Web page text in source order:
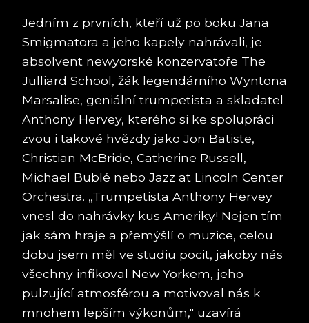
Jedním z prvních, kteří už po boku Jana
Smigmatora a jeho kapely nahrávali, je
absolvent newyorské konzervatoře The
Julliard School, žák legendárního Wyntona
Marsalise, geniální trumpetista a skladatel
Anthony Hervey, kterého si ke spolupráci
zvou i takové hvězdy jako Jon Batiste,
Christian McBride, Catherine Russell,
Michael Bublé nebo Jazz at Lincoln Center
Orchestra. „Trumpetista Anthony Hervey
vnesl do nahrávky kus Ameriky! Nejen tím
jak sám hraje a přemýšlí o muzice, celou
dobu jsem měl ve studiu pocit, jakoby nás
všechny infikoval New Yorkem, jeho
pulzující atmosférou a motivoval nás k
mnohem lepším výkonům," uzavírá